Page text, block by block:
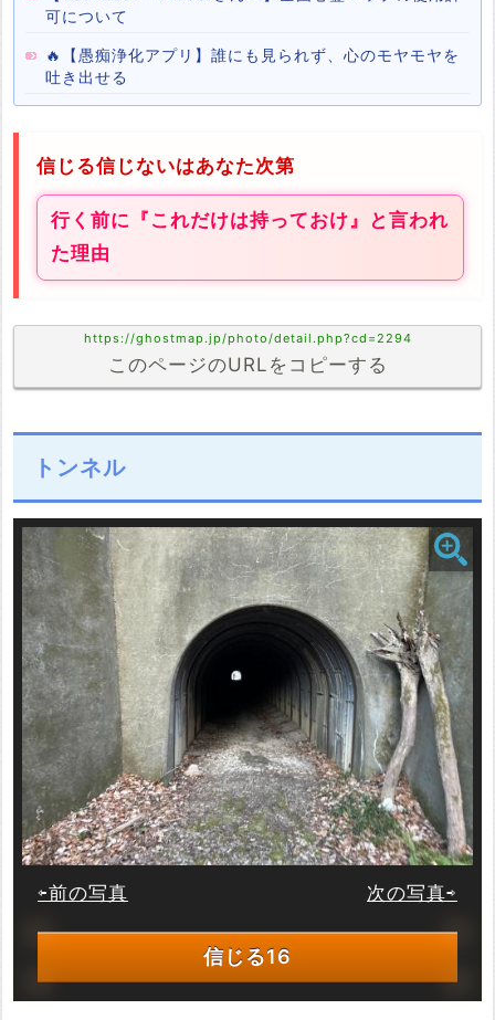
可について
🔥【愚痴浄化アプリ】誰にも見られず、心のモヤモヤを
吐き出せる
信じる信じないはあなた次第
行く前に『これだけは持っておけ』と言われ
た理由
https://ghostmap.jp/photo/detail.php?cd=2294
このページのURLをコピーする
トンネル
⇦前の写真 次の写真⇨
信じる16